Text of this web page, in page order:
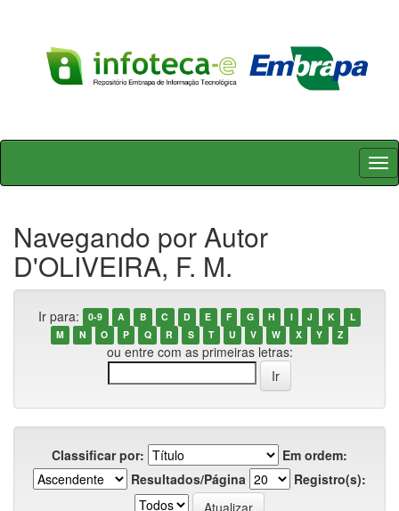
Skip
Navegando por Autor
D'OLIVEIRA, F. M.
Ir para: 0-9 A B C D E F G H I J K
L
M
N O P Q R S T U V W X Y Z
ou entre com as primeiras letras:
Classificar por:
Em ordem:
Resultados/Página
Registro(s):